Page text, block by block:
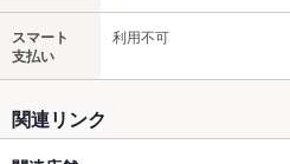
スマート
支払い
利用不可
関連リンク